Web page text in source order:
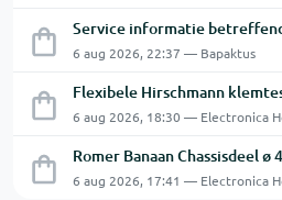
6 aug 2026, 22:37 — Bapaktus
6 aug 2026, 18:30 — Electronica
Romer Banaan Chassisdeel ø
6 aug 2026, 17:41 — Electronica